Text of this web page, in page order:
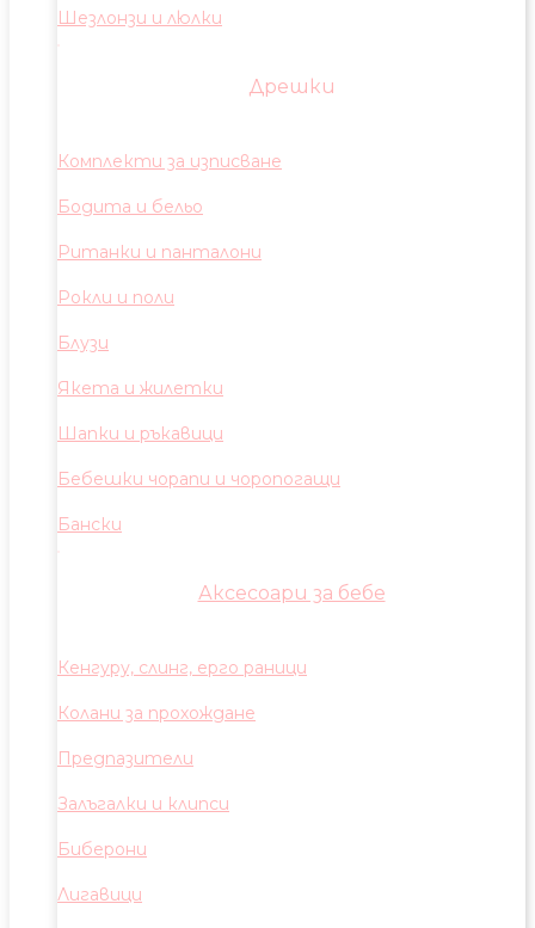
Шезлонзи и люлки
Дрешки
Комплекти за изписване
Бодита и бельо
Ританки и панталони
Рокли и поли
Блузи
Якета и жилетки
Шапки и ръкавици
Бебешки чорапи и чоропогащи
Бански
Аксесоари за бебе
Кенгуру, слинг, ерго раници
Колани за прохождане
Предпазители
Залъгалки и клипси
Биберони
Лигавици